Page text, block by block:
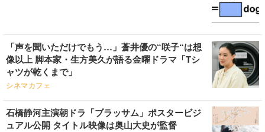
「声を聞いただけでもう…」蒼井優の“咲子“は想
像以上 脚本家・生方美久が語る金曜ドラマ「Tシ
ャツが乾くまで」
シネマカフェ
石橋静河主演朝ドラ「ブラッサム」ポスタービジ
ュアル公開 タイトル映像は奥山大史が監督